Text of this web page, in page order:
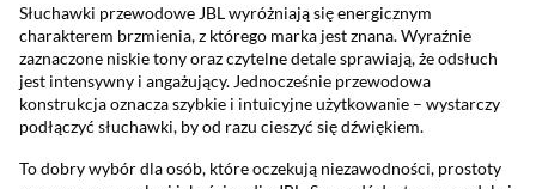
Słuchawki przewodowe JBL wyróżniają się energicznym
charakterem brzmienia, z którego marka jest znana. Wyraźnie
zaznaczone niskie tony oraz czytelne detale sprawiają, że odsłuch
jest intensywny i angażujący. Jednocześnie przewodowa
konstrukcja oznacza szybkie i intuicyjne użytkowanie – wystarczy
podłączyć słuchawki, by od razu cieszyć się dźwiękiem.
To dobry wybór dla osób, które oczekują niezawodności, prostoty